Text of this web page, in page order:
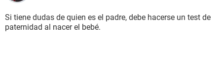
Si tiene dudas de quien es el padre, debe hacerse un test de
paternidad al nacer el bebé.